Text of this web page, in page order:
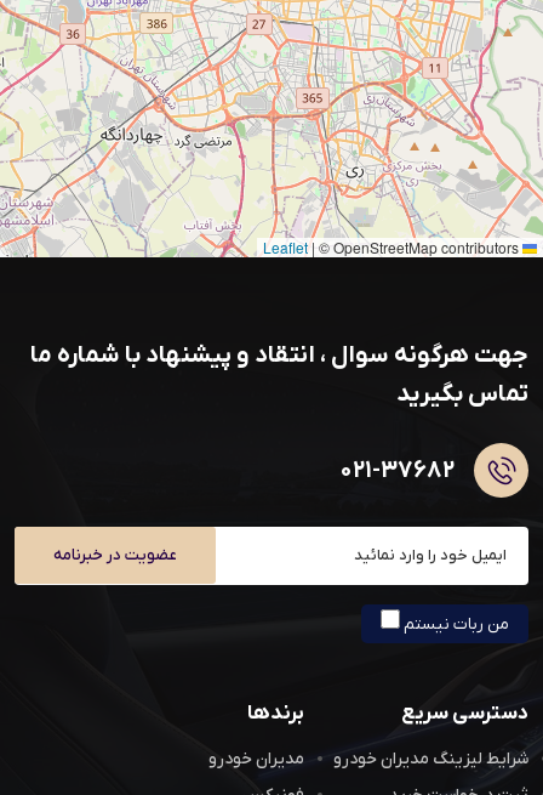
| © OpenStreetMap contributors
جهت هرگونه سوال ، انتقاد و پیشنهاد با شماره ما
تماس بگیرید
۰۲۱-۳۷۶۸۲
عضویت در خبرنامه
من ربات نیستم
دسترسی سریع
شرایط لیزینگ مدیران خودرو
برندها
مدیران خودرو